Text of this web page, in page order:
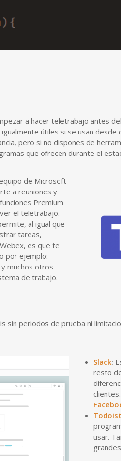
a hacer teletrabajo antes
útiles si se usan
pero si no dispones de
que ofrecen durante el
de Microsoft
a reuniones y
Premium
el teletrabajo.
al igual que
tareas,
es que te
por ejemplo:
y muchos otros
de trabajo.
periodos de prueba ni
Slack:
resto
Todoist
usar.